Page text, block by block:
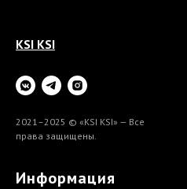
KSI KSI
2021–2025 © «KSI KSI» — Все
права защищены.
Информация